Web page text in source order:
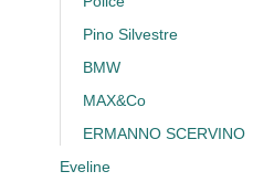
Pino Silvestre
BMW
MAX&Co
ERMANNO SCERVINO
Eveline